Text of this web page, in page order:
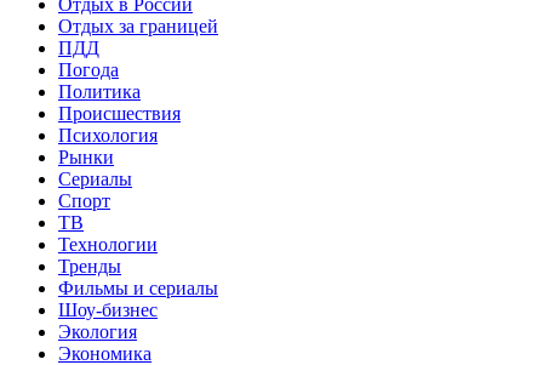
Отдых в России
Отдых за границей
ПДД
Погода
Политика
Происшествия
Психология
Рынки
Сериалы
Спорт
ТВ
Технологии
Тренды
Фильмы и сериалы
Шоу-бизнес
Экология
Экономика